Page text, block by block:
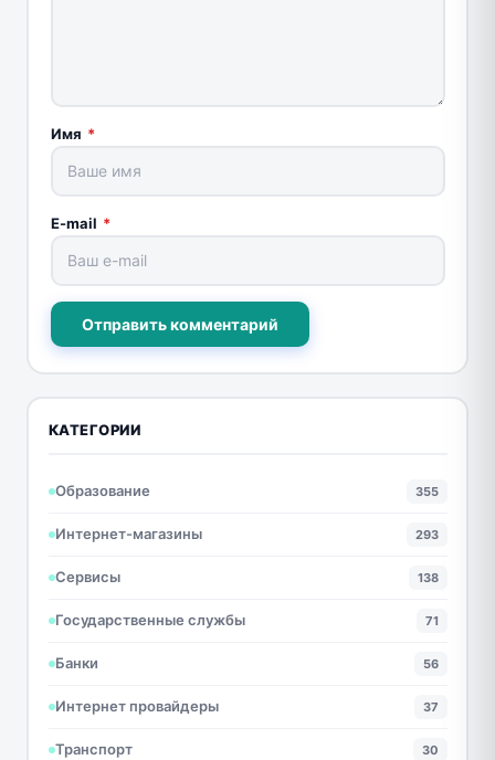
Имя *
E-mail *
Отправить комментарий
КАТЕГОРИИ
Образование 355
Интернет-магазины 293
Сервисы 138
Государственные службы 71
Банки 56
Интернет провайдеры 37
Транспорт 30